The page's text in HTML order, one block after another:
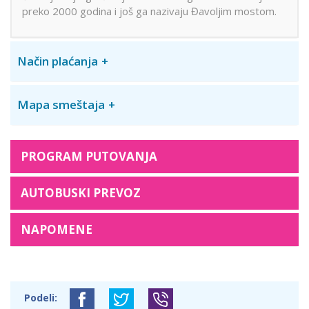
preko 2000 godina i još ga nazivaju Đavoljim mostom.
Način plaćanja
Mapa smeštaja
PROGRAM PUTOVANJA
AUTOBUSKI PREVOZ
NAPOMENE
Podeli: